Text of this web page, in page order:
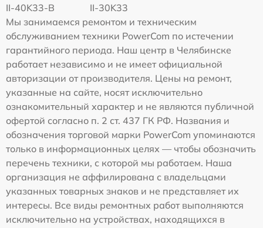
II-40K33-B
II-30K33
Мы занимаемся ремонтом и техническим
обслуживанием техники PowerCom по истечении
гарантийного периода. Наш центр в Челябинске
работает независимо и не имеет официальной
авторизации от производителя. Цены на ремонт,
указанные на сайте, носят исключительно
ознакомительный характер и не являются публичной
офертой согласно п. 2 ст. 437 ГК РФ. Названия и
обозначения торговой марки PowerCom упоминаются
только в информационных целях — чтобы обозначить
перечень техники, с которой мы работаем. Наша
организация не аффилирована с владельцами
указанных товарных знаков и не представляет их
интересы. Все виды ремонтных работ выполняются
исключительно на устройствах, находящихся в